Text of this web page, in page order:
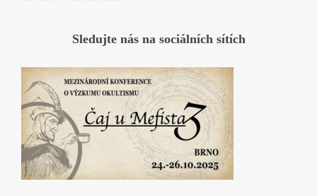
Sledujte nás na sociálních sítích